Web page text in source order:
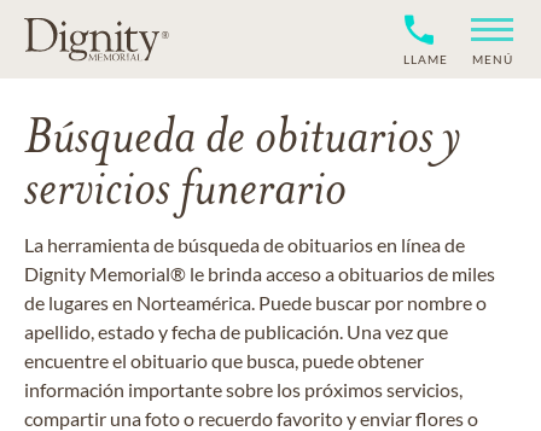
LLAME MENÚ
Búsqueda de obituarios y
servicios funerario
La herramienta de búsqueda de obituarios en línea de
Dignity Memorial® le brinda acceso a obituarios de miles
de lugares en Norteamérica. Puede buscar por nombre o
apellido, estado y fecha de publicación. Una vez que
encuentre el obituario que busca, puede obtener
información importante sobre los próximos servicios,
compartir una foto o recuerdo favorito y enviar flores o